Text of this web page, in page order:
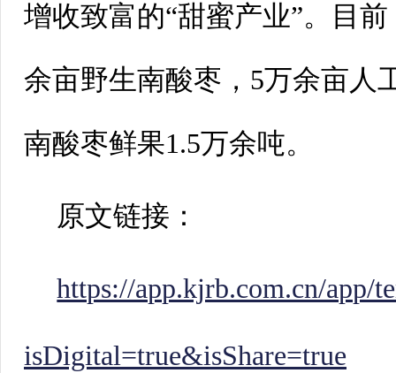
增收致富的“甜蜜产业”。目
余亩野生南酸枣，5万余亩人
南酸枣鲜果1.5万余吨。
原文链接：
https://app.kjrb.com.cn/app/
isDigital=true&isShare=true